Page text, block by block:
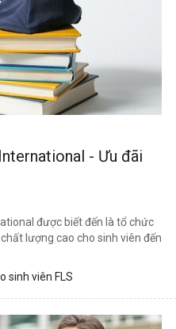
- Ưu đãi
được biết đến là tổ chức
lượng cao cho sinh viên đến
sinh viên FLS